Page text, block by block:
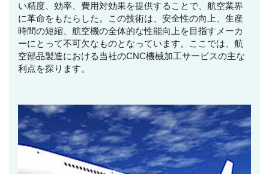
い精度、効率、費用対効果を提供することで、航空業界
に革命をもたらした。この技術は、安全性の向上、生産
時間の短縮、航空機の全体的な性能向上を目指すメーカ
ーにとって不可欠なものとなっています。ここでは、航
空部品製造における当社のCNC機械加工サービスの主な
利点を探ります。